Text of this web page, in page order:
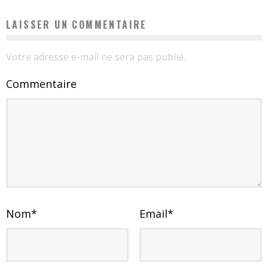
LAISSER UN COMMENTAIRE
Votre adresse e-mail ne sera pas publié.
Commentaire
Nom* Email*